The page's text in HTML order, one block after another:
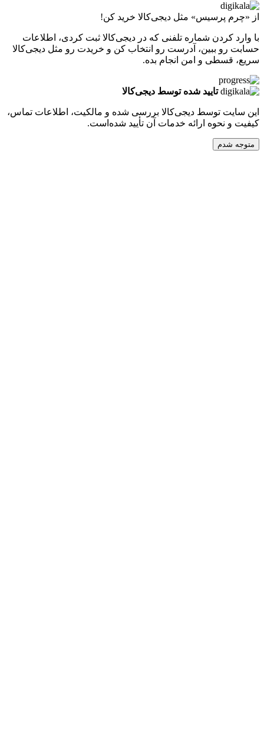
پرسیس» مثل دیجی‌کالا خرید کن!
شماره تلفنی که در دیجی‌کالا ثبت کردی، اطلاعات
ببین، آدرست رو انتخاب کن و خریدت رو مثل دیجی‌کالا
و امن انجام بده.
تایید شده توسط دیجی‌کالا
توسط دیجی‌کالا بررسی شده و مالکیت، اطلاعات تماس،
ارائه خدمات آن تأیید شده‌است.